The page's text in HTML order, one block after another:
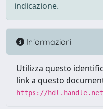
indicazione.
Informazioni
Utilizza questo
link a questo
https://hdl.handle.net/